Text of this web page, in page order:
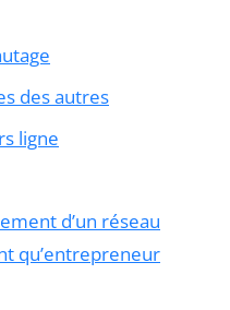
des autres
ligne
d’un réseau
qu’entrepreneur